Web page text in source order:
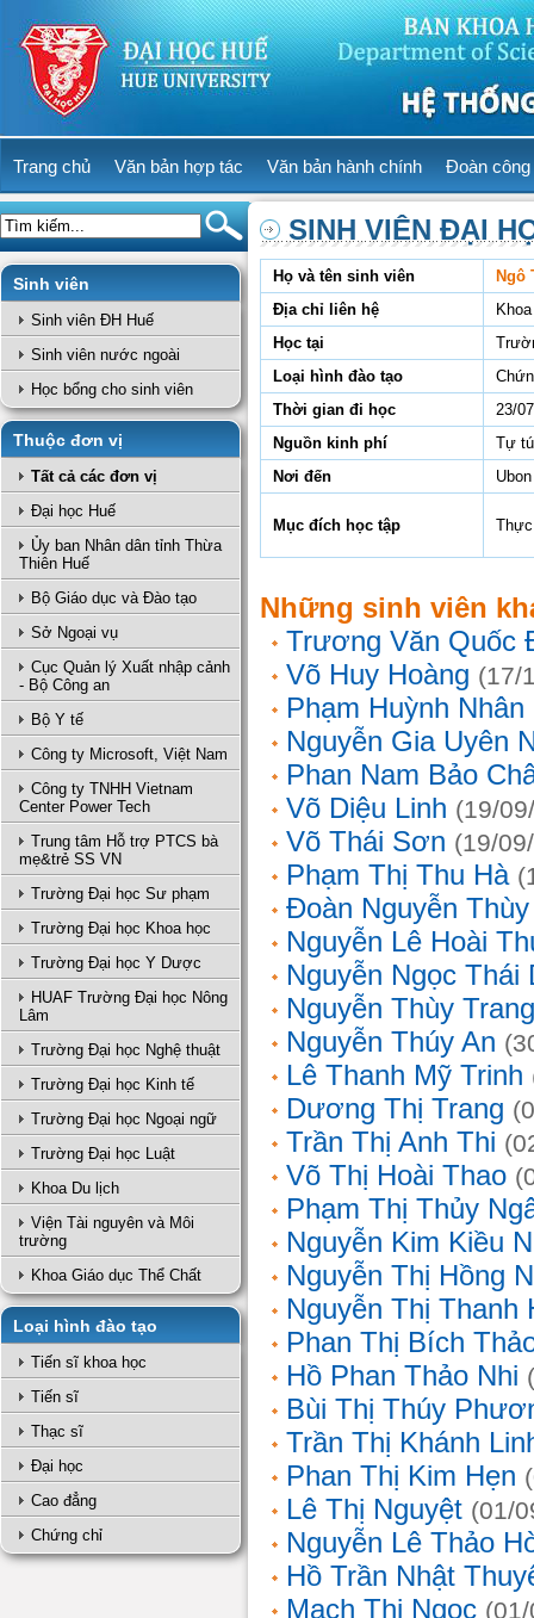
Trang chủ Văn bản hợp tác Văn bản hành chính Đoàn công
Sinh viên
Sinh viên ĐH Huế
Sinh viên nước ngoài
Học bổng cho sinh viên
Thuộc đơn vị
Tất cả các đơn vị
Đại học Huế
Ủy ban Nhân dân tỉnh Thừa
Thiên Huế
Bộ Giáo dục và Đào tạo
Sở Ngoại vụ
Cục Quản lý Xuất nhập cảnh
- Bộ Công an
Bộ Y tế
Công ty Microsoft, Việt Nam
Công ty TNHH Vietnam
Center Power Tech
Trung tâm Hỗ trợ PTCS bà
mẹ&trẻ SS VN
Trường Đại học Sư phạm
Trường Đại học Khoa học
Trường Đại học Y Dược
HUAF Trường Đại học Nông
Lâm
Trường Đại học Nghệ thuật
Trường Đại học Kinh tế
Trường Đại học Ngoại ngữ
Trường Đại học Luật
Khoa Du lịch
Viện Tài nguyên và Môi
trường
Khoa Giáo dục Thể Chất
Loại hình đào tạo
Tiến sĩ khoa học
Tiến sĩ
Thạc sĩ
Đại học
Cao đẳng
Chứng chỉ
SINH VIÊN ĐẠI
Họ và tên sinh viên
Ngô
Địa chỉ liên hệ
Học tại
Loại hình đào tạo
Thời gian đi học
23/
Nguồn kinh phí
Tự
Nơi đến
Mục đích học tập
Những sinh viên
Trương Văn Quốc
Võ Huy Hoàng (17/
Phạm Huỳnh Nhân
Nguyễn Gia Uyên
Phan Nam Bảo
Võ Diệu Linh (19/
Võ Thái Sơn (19/
Phạm Thị Thu Hà
Đoàn Nguyễn
Nguyễn Lê Hoài
Nguyễn Ngọc Thái
Nguyễn Thùy Trang
Nguyễn Thúy An
Lê Thanh Mỹ Trinh
Dương Thị Trang
Trần Thị Anh Thi
Võ Thị Hoài Thao
Phạm Thị Thủy
Nguyễn Kim Kiều
Nguyễn Thị Hồng
Nguyễn Thị Thanh
Phan Thị Bích
Hồ Phan Thảo Nhi
Bùi Thị Thúy
Trần Thị Khánh
Phan Thị Kim Hẹn
Lê Thị Nguyệt (01/
Nguyễn Lê Thảo
Hồ Trần Nhật
Mạch Thị Ngọc